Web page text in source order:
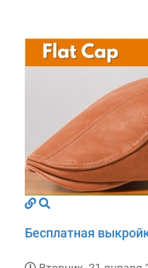
Бесплатная